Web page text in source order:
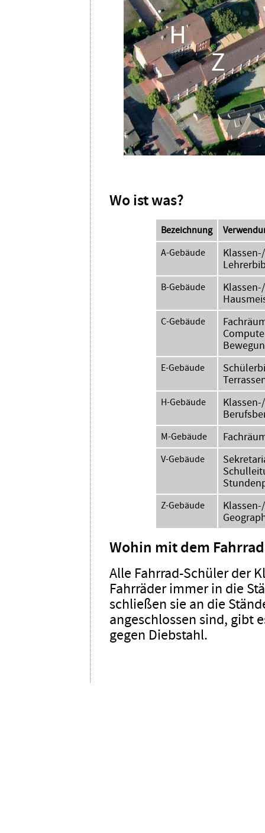
Wo ist was?
Bezeichnung
A-Gebäude
B-Gebäude
C-Gebäude
E-Gebäude
H-Gebäude
M-Gebäude
V-Gebäude
Z-Gebäude
Wohin mit dem
Alle Fahrrad-Schüler der
Fahrräder immer in die
schließen sie an die
angeschlossen sind, gibt
gegen Diebstahl.